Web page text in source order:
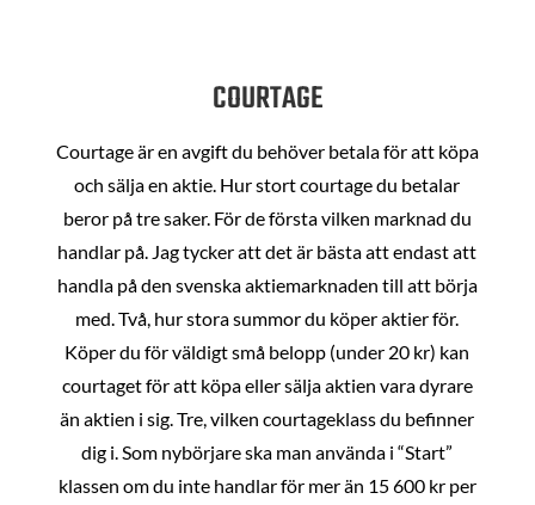
COURTAGE
Courtage är en avgift du behöver betala för att köpa
och sälja en aktie. Hur stort courtage du betalar
beror på tre saker. För de första vilken marknad du
handlar på. Jag tycker att det är bästa att endast att
handla på den svenska aktiemarknaden till att börja
med. Två, hur stora summor du köper aktier för.
Köper du för väldigt små belopp (under 20 kr) kan
courtaget för att köpa eller sälja aktien vara dyrare
än aktien i sig. Tre, vilken courtageklass du befinner
dig i. Som nybörjare ska man använda i “Start”
klassen om du inte handlar för mer än 15 600 kr per